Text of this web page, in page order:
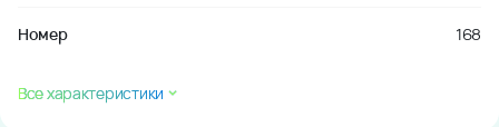
Номер 168
Все характеристики